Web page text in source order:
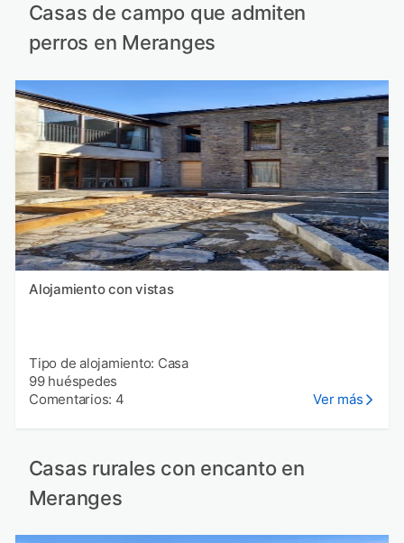
Casas de campo que admiten
perros en Meranges
Alojamiento con vistas
Tipo de alojamiento: Casa
99 huéspedes
Comentarios: 4
Ver más
Casas rurales con encanto en
Meranges